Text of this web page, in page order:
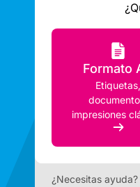
Formato
Etiquetas,
impresiones
¿Necesitas ayuda?